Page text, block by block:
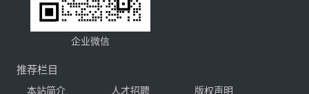
企业微信
推荐栏目
本站简介 人才招聘 版权声明